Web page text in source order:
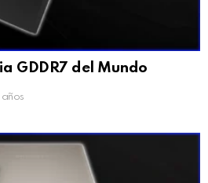
GDDR7 del Mundo